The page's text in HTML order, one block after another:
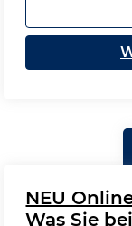
NEU
Was Sie